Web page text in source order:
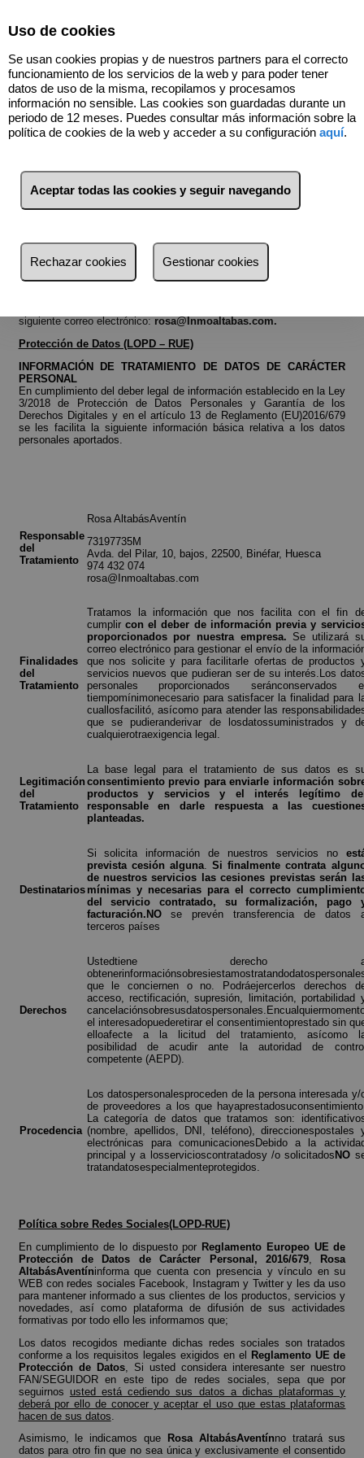
Términos y condiciones de protección de datos
Aviso Legal (LSSI)
La presente página Web ha sido diseñada para dar a conocer los
presente páginawww.Inmoaltabas.comy su dominio pertenece a
Rosa AltabásAventíncon 73197735M y domicilio social en
es titular de los derechos de propiedad intelectual sobre las
siguiente correo electrónico: rosa@Inmoaltabas.com.
Protección de Datos (LOPD – RUE)
INFORMACIÓN DE TRATAMIENTO DE DATOS DE CARÁCTER
PERSONAL
En cumplimiento del deber legal de información establecido en la Ley
3/2018 de Protección de Datos Personales y Garantía de los
Derechos Digitales y en el artículo 13 de Reglamento (EU)2016/679
se les facilita la siguiente información básica relativa a los datos
personales aportados.
Responsable
del
Tratamiento
Rosa AltabásAventín
73197735M
Avda. del Pilar, 10, bajos, 22500, Binéfar, Huesca
974 432 074
rosa@Inmoaltabas.com
Finalidades
del
Tratamiento
Tratamos la información que nos facilita con el fin
cumplir con el deber de información previa y
proporcionados por nuestra empresa. Se utilizará
correo electrónico para gestionar el envío de la
que nos solicite y para facilitarle ofertas de productos
servicios nuevos que pudieran ser de su interés.Los
personales proporcionados seránconservados
tiempomínimonecesario para satisfacer la finalidad para
cuallosfacilitó, asícomo para atender las
que se pudieranderivar de losdatossuministrados y
cualquierotraexigencia legal.
Legitimación
del
Tratamiento
La base legal para el tratamiento de sus datos es
consentimiento previo para enviarle información
productos y servicios y el interés legítimo
responsable en darle respuesta a las
planteadas.
Destinatarios
Si solicita información de nuestros servicios no
prevista cesión alguna.Si finalmente contrata
de nuestros servicios las cesiones previstas serán
mínimas y necesarias para el correcto
del servicio contratado, su formalización, pago
facturación.NOse prevén transferencia de datos
terceros países
Derechos
Ustedtiene derecho
que le conciernen o no. Podráejercerlos derechos
acceso, rectificación, supresión, limitación, portabilidad
el interesadopuederetirar el consentimientoprestado sin
elloafecte a la licitud del tratamiento, asícomo
posibilidad de acudir ante la autoridad de
competente (AEPD).
Procedencia
Los datospersonalesproceden de la persona interesada y/
de proveedores a los que
La categoría de datos que tratamos son:
(nombre, apellidos, DNI, teléfono), direccionespostales
electrónicas para comunicacionesDebido a la
principal y a losservicioscontratadosy /o solicitados NO
tratandatosespecialmenteprotegidos.
Política sobre Redes Sociales(LOPD-RUE)
En cumplimiento de lo dispuesto por Reglamento Europeo UE de
Protección de Datos de Carácter Personal, 2016/679
Rosa
AltabásAventíninforma que cuenta con presencia y vínculo en su
WEB con redes sociales Facebook, Instagram y Twitter y les da uso
para mantener informado a sus clientes de los productos, servicios y
novedades, así como plataforma de difusión de sus actividades
formativas por todo ello les informamos que;
Los datos recogidos mediante dichas redes sociales son tratados
conforme a los requisitos legales exigidos en el Reglamento UE de
Protección de Datos, Si usted considera interesante ser nuestro
FAN/SEGUIDOR en este tipo de redes sociales, sepa que por
seguirnos usted está cediendo sus datos a dichas plataformas y
deberá por ello de conocer y aceptar el uso que estas plataformas
hacen de sus datos
Asimismo, le indicamos que
Rosa AltabásAventínno tratará sus
datos para otro fin que no sea única y exclusivamente el consentido
Uso de cookies
Se usan cookies propias y de nuestros partners para el correcto
funcionamiento de los servicios de la web y para poder tener
datos de uso de la misma, recopilamos y procesamos
información no sensible. Las cookies son guardadas durante un
periodo de 12 meses. Puedes consultar más información sobre la
política de cookies de la web y acceder a su configuración aquí.
Aceptar todas las cookies y seguir navegando
Rechazar cookies Gestionar cookies